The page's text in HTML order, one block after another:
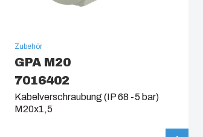
Zubehör
GPA M20
7016402
Kabelverschraubung (IP 68 -5 bar)
M20x1,5